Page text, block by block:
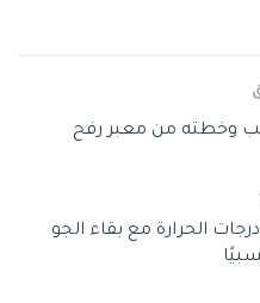
وخطته من معبر رفح
الحرارة مع بقاء الجو